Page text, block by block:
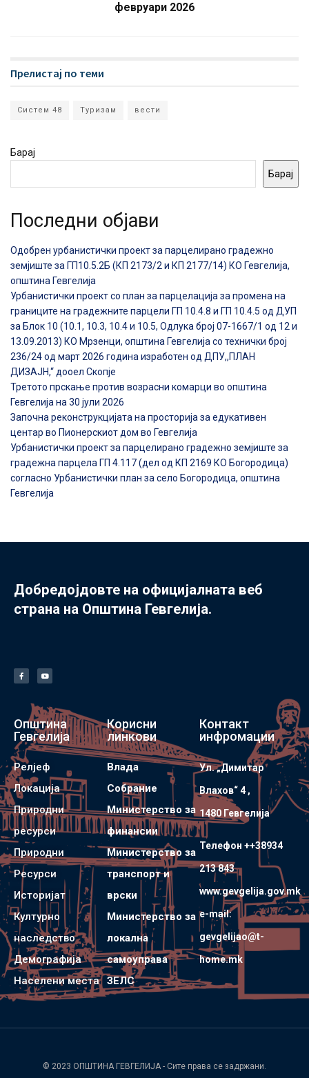
февруари 2026
Прелистај по теми
Систем 48 Туризам вести
Барај
Барај
Последни објави
Одобрен урбанистички проект за парцелирано градежно
земјиште за ГП10.5.2Б (КП 2173/2 и КП 2177/14) КО Гевгелија,
општина Гевгелија
Урбанистички проект со план за парцелација за промена на
границите на градежните парцели ГП 10.4.8 и ГП 10.4.5 од ДУП
за Блок 10 (10.1, 10.3, 10.4 и 10.5, Одлука број 07-1667/1 од 12 и
13.09.2013) КО Мрзенци, општина Гевгелија со технички број
236/24 од март 2026 година изработен од ДПУ,,ПЛАН
ДИЗАЈН,“ дооел Скопје
Третото прскање против возрасни комарци во општина
Гевгелија на 30 јули 2026
Започна реконструкцијата на просторија за едукативен
центар во Пионерскиот дом во Гевгелија
Урбанистички проект за парцелирано градежно земјиште за
градежна парцела ГП 4.117 (дел од КП 2169 КО Богородица)
согласно Урбанистички план за село Богородица, општина
Гевгелија
Добредојдовте на официјалната веб
страна на Општина Гевгелија.
Општина
Гевгелија
Релјеф
Локација
Природни
ресурси
Природни
Ресурси
Историјат
Културно
наследство
Демографија
Населени места
Корисни
линкови
Влада
Собрание
Министерство за
финансии
Министерство за
транспорт и
врски
Министерство за
локална
самоуправа
ЗЕЛС
Контакт
инфромации
Ул. „Димитар
Влахов“ 4 ,
1480 Гевгелијa
Телефон ++38934
213 843
www.gevgelija.gov.mk
e-mail:
gevgelijao@t-
home.mk
© 2023 ОПШТИНА ГЕВГЕЛИЈА - Сите права се задржани.